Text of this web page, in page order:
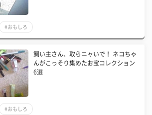
#おもしろ
飼い主さん、取らニャいで！ ネコちゃ
んがこっそり集めたお宝コレクション
6選
#おもしろ